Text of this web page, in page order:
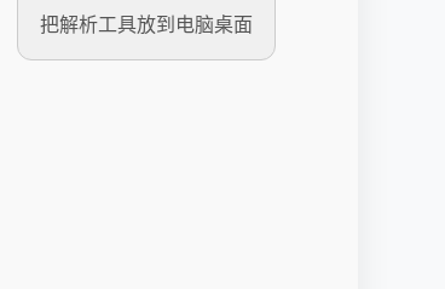
把解析工具放到电脑桌面